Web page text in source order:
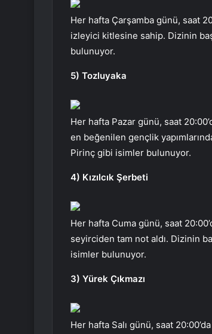
Her hafta Çarşamba günü, saat
izleyici kitlesine sahip. Dizinin
bulunuyor.
5) Tozluyaka
Her hafta Pazar günü, saat
en beğenilen gençlik
Pirinç gibi isimler bulunuyor.
4) Kızılcık Şerbeti
Her hafta Cuma günü, saat
seyirciden tam not aldı. Dizinin
isimler bulunuyor.
3) Yürek Çıkmazı
Her hafta Salı günü, saat